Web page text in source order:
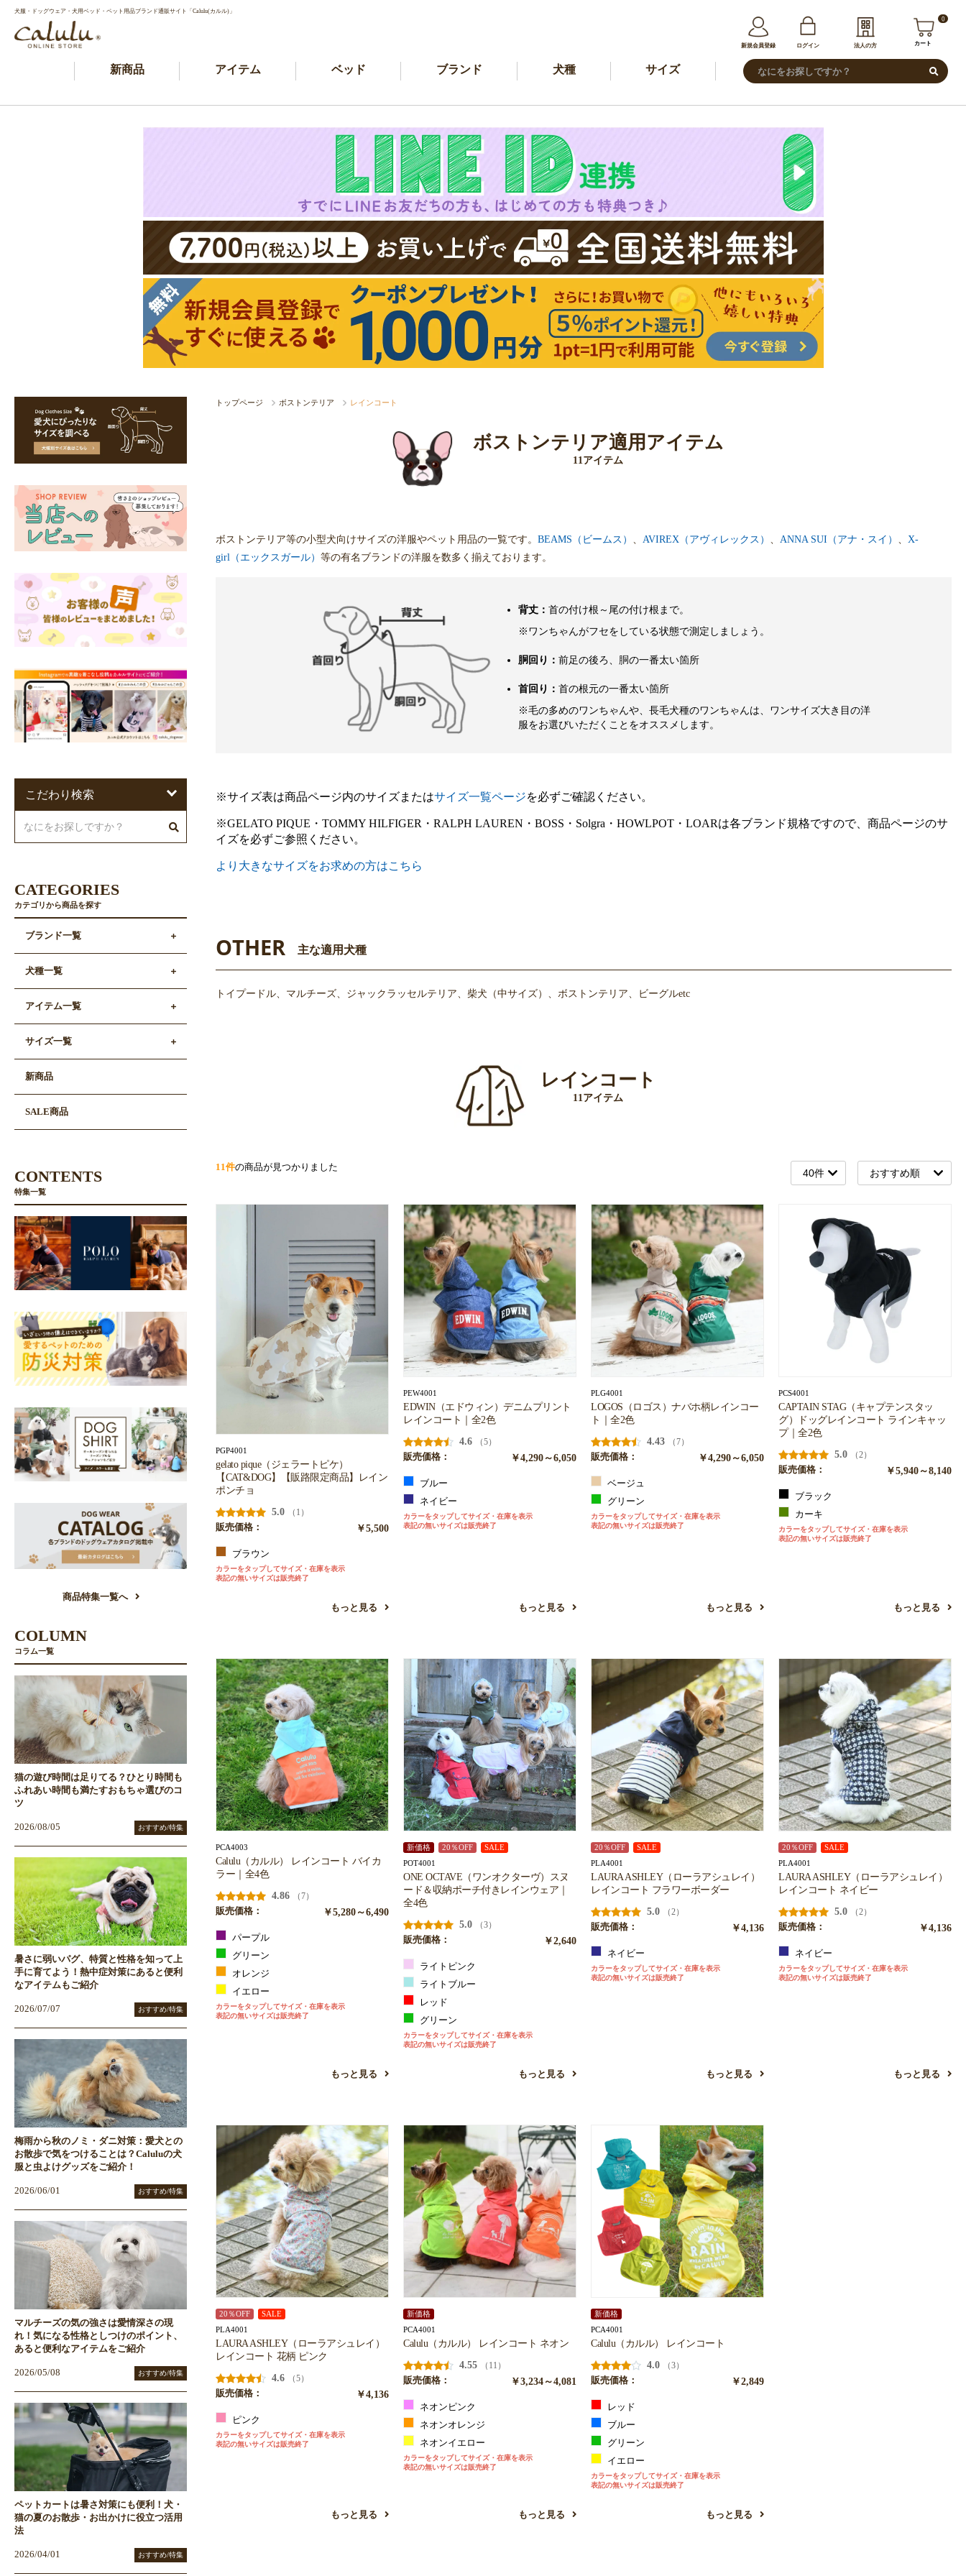
犬服・ドッグウェア・犬用ベッド・ペット用品ブランド通販サイト「Calulu(カルル)」
新規会員登録 ログイン 法人の方
0
カート
新商品 アイテム ベッド ブランド 犬種 サイズ
トップページ ボストンテリア レインコート
ボストンテリア適用アイテム
11アイテム
ボストンテリア等の小型犬向けサイズの洋服やペット用品の一覧です。 BEAMS（ビームス） 、 AVIREX（アヴィレックス） 、 ANNA SUI（アナ・スイ） 、 X-
girl（エックスガール） 等の有名ブランドの洋服を数多く揃えております。
背丈： 首の付け根～尾の付け根まで。
※ワンちゃんがフセをしている状態で測定しましょう。
胴回り： 前足の後ろ、胴の一番太い箇所
首回り： 首の根元の一番太い箇所
※毛の多めのワンちゃんや、長毛犬種のワンちゃんは、ワンサイズ大き目の洋
服をお選びいただくことをオススメします。
※サイズ表は商品ページ内のサイズまたはサイズ一覧ページを必ずご確認ください。
※GELATO PIQUE・TOMMY HILFIGER・RALPH LAUREN・BOSS・Solgra・HOWLPOT・LOARは各ブランド規格ですので、商品ページのサ
イズを必ずご参照ください。
より大きなサイズをお求めの方はこちら
OTHER 主な適用犬種
トイプードル、マルチーズ、ジャックラッセルテリア、柴犬（中サイズ）、ボストンテリア、ビーグルetc
レインコート
11アイテム
11件の商品が見つかりました
PGP4001
gelato pique（ジェラートピケ）
【CAT&DOG】【販路限定商品】レイン
ポンチョ
5.0
（1）
販売価格：
￥5,500
ブラウン
カラーをタップしてサイズ・在庫を表示
表記の無いサイズは販売終了
もっと見る
PEW4001
EDWIN（エドウィン）デニムプリント
レインコート｜全2色
4.6
（5）
販売価格：
￥4,290～6,050
ブルー
ネイビー
カラーをタップしてサイズ・在庫を表示
表記の無いサイズは販売終了
もっと見る
PLG4001
LOGOS（ロゴス）ナバホ柄レインコー
ト｜全2色
4.43
（7）
販売価格：
￥4,290～6,050
ベージュ
グリーン
カラーをタップしてサイズ・在庫を表示
表記の無いサイズは販売終了
もっと見る
PCS4001
CAPTAIN STAG（キャプテンスタッ
グ）ドッグレインコート ラインキャッ
プ｜全2色
5.0
（2）
販売価格：
￥5,940～8,140
ブラック
カーキ
カラーをタップしてサイズ・在庫を表示
表記の無いサイズは販売終了
もっと見る
PCA4003
Calulu（カルル） レインコート バイカ
ラー｜全4色
4.86
（7）
販売価格：
￥5,280～6,490
パープル
グリーン
オレンジ
イエロー
カラーをタップしてサイズ・在庫を表示
表記の無いサイズは販売終了
もっと見る
新価格 20％OFF SALE
POT4001
ONE OCTAVE（ワンオクターヴ）スヌ
ード＆収納ポーチ付きレインウェア｜
全4色
5.0
（3）
販売価格：
￥2,640
ライトピンク
ライトブルー
レッド
グリーン
カラーをタップしてサイズ・在庫を表示
表記の無いサイズは販売終了
もっと見る
20％OFF SALE
PLA4001
LAURA ASHLEY（ローラアシュレイ）
レインコート フラワーボーダー
5.0
（2）
販売価格：
￥4,136
ネイビー
カラーをタップしてサイズ・在庫を表示
表記の無いサイズは販売終了
もっと見る
20％OFF SALE
PLA4001
LAURA ASHLEY（ローラアシュレイ）
レインコート ネイビー
5.0
（2）
販売価格：
￥4,136
ネイビー
カラーをタップしてサイズ・在庫を表示
表記の無いサイズは販売終了
もっと見る
20％OFF SALE
PLA4001
LAURA ASHLEY（ローラアシュレイ）
レインコート 花柄 ピンク
4.6
（5）
販売価格：
￥4,136
ピンク
カラーをタップしてサイズ・在庫を表示
表記の無いサイズは販売終了
もっと見る
新価格
PCA4001
Calulu（カルル） レインコート ネオン
4.55
（11）
販売価格：
￥3,234～4,081
ネオンピンク
ネオンオレンジ
ネオンイエロー
カラーをタップしてサイズ・在庫を表示
表記の無いサイズは販売終了
もっと見る
新価格
PCA4001
Calulu（カルル） レインコート
4.0
（3）
販売価格：
￥2,849
レッド
ブルー
グリーン
イエロー
カラーをタップしてサイズ・在庫を表示
表記の無いサイズは販売終了
もっと見る
こだわり検索
CATEGORIES
カテゴリから商品を探す
ブランド一覧
犬種一覧
アイテム一覧
サイズ一覧
新商品
SALE商品
CONTENTS
特集一覧
商品特集一覧へ
COLUMN
コラム一覧
猫の遊び時間は足りてる？ひとり時間も
ふれあい時間も満たすおもちゃ選びのコ
ツ
2026/08/05 おすすめ/特集
暑さに弱いパグ、特質と性格を知って上
手に育てよう！熱中症対策にあると便利
なアイテムもご紹介
2026/07/07 おすすめ/特集
梅雨から秋のノミ・ダニ対策：愛犬との
お散歩で気をつけることは？Caluluの犬
服と虫よけグッズをご紹介！
2026/06/01 おすすめ/特集
マルチーズの気の強さは愛情深さの現
れ！気になる性格としつけのポイント、
あると便利なアイテムをご紹介
2026/05/08 おすすめ/特集
ペットカートは暑さ対策にも便利！犬・
猫の夏のお散歩・お出かけに役立つ活用
法
2026/04/01 おすすめ/特集